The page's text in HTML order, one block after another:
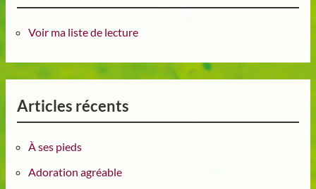
Voir ma liste de lecture
Articles récents
À ses pieds
Adoration agréable